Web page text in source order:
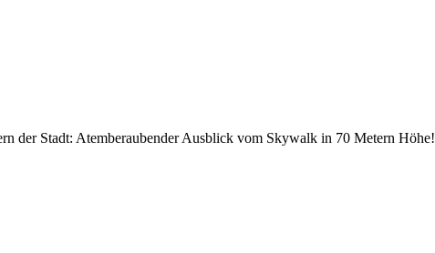
der Stadt: Atemberaubender Ausblick vom Skywalk in 70 Metern Höhe!